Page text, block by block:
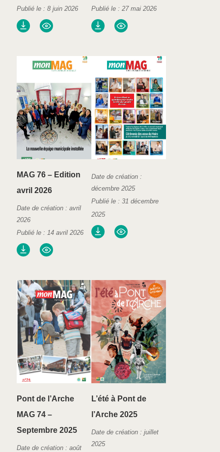
Publié le : 8 juin 2026
Publié le : 27 mai 2026
MAG 76 – Edition
avril 2026
Date de création : avril
2026
Publié le : 14 avril 2026
Date de création :
décembre 2025
Publié le : 31 décembre
2025
Pont de l’Arche
MAG 74 –
Septembre 2025
Date de création : août
L’été à Pont de
l’Arche 2025
Date de création : juillet
2025